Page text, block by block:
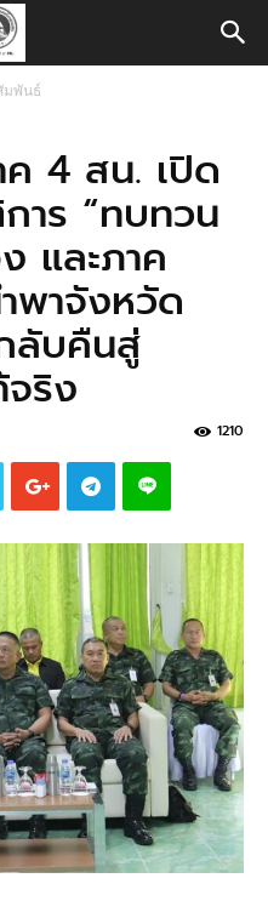
มพันธ์
4 สน. เปิด
าร “ทบทวน
และภาค
พาจังหวัด
ลับคืนสู่
ริง
1210